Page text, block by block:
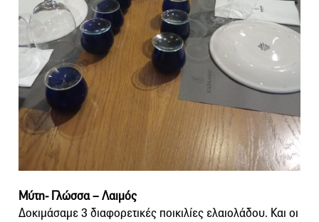
Μύτη- Γλώσσα – Λαιμός
Δοκιμάσαμε 3 διαφορετικές ποικιλίες ελαιολάδου. Και οι